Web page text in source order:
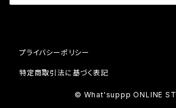
プライバシーポリシー
特定商取引法に基づく表記
© What'suppp ONLINE